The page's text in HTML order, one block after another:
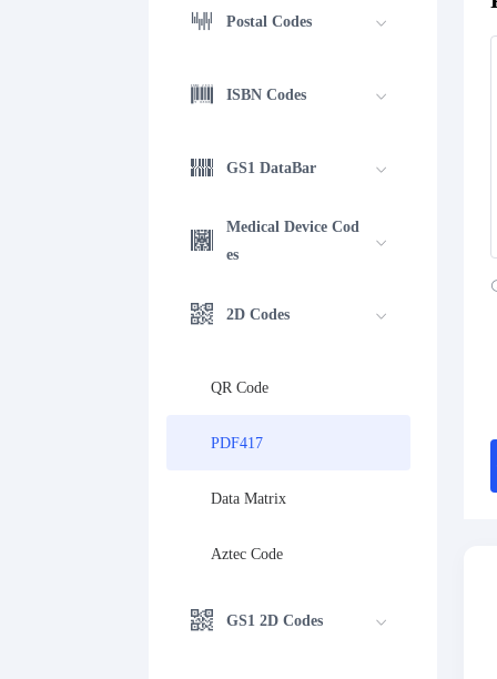
Postal Codes
ISBN Codes
GS1 DataBar
Medical Device Cod
es
2D Codes
QR Code
PDF417
Data Matrix
Aztec Code
GS1 2D Codes